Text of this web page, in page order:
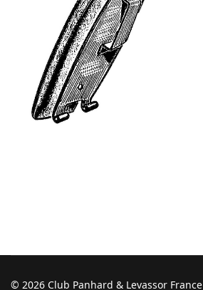
© 2026 Club Panhard & Levassor France